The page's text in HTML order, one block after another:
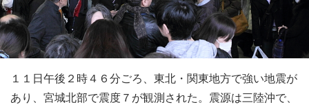
１１日午後２時４６分ごろ、東北・関東地方で強い地震が
あり、宮城北部で震度７が観測された。震源は三陸沖で、